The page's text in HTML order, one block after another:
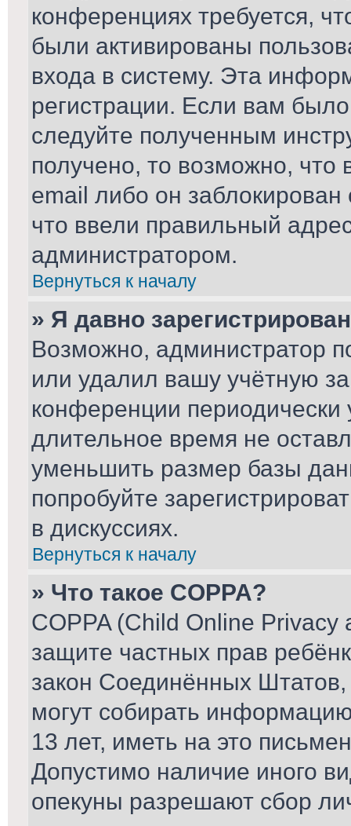
конференциях требуется,
были активированы
входа в систему. Эта
регистрации. Если вам
следуйте полученным
получено, то возможно,
email либо он
что ввели правильный
администратором.
Вернуться к началу
» Я давно
Возможно, администратор
или удалил вашу учётную
конференции периодически
длительное время не
уменьшить размер базы
попробуйте
в дискуссиях.
Вернуться к началу
» Что такое COPPA?
COPPA (Child Online Privacy
защите частных прав
закон Соединённых
могут собирать
13 лет, иметь на это
Допустимо наличие иного
опекуны разрешают сбор